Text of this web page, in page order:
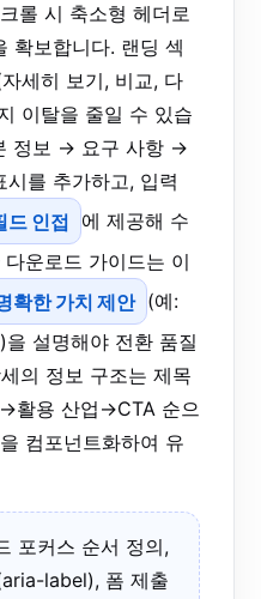
롤 시 축소형 헤더로
확보합니다. 랜딩 섹
세히 보기, 비교, 다
이탈을 줄일 수 있습
정보 → 요구 사항 →
를 추가하고, 입력
드 인접 에 제공해 수
운로드 가이드는 이
확한 가치 제안 (예:
설명해야 전환 품질
의 정보 구조는 제목
활용 산업→CTA 순으
컴포넌트화하여 유
포커스 순서 정의,
label), 폼 제출